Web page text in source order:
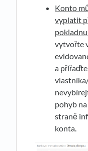
Konto
vyplatit
vytvořte
a
pohyb
straně
konta.